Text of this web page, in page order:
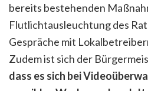
bereits bestehenden
Flutlichtausleuchtung des
Gespräche mit
Zudem ist sich der
dass es sich bei